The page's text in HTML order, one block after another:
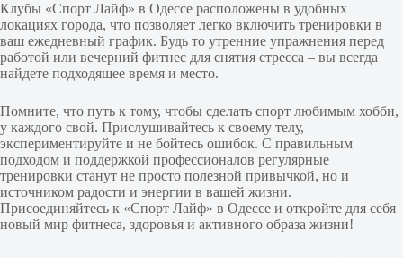
Клубы «Спорт Лайф» в Одессе расположены в удобных
локациях города, что позволяет легко включить тренировки в
ваш ежедневный график. Будь то утренние упражнения перед
работой или вечерний фитнес для снятия стресса – вы всегда
найдете подходящее время и место.
Помните, что путь к тому, чтобы сделать спорт любимым хобби,
у каждого свой. Прислушивайтесь к своему телу,
экспериментируйте и не бойтесь ошибок. С правильным
подходом и поддержкой профессионалов регулярные
тренировки станут не просто полезной привычкой, но и
источником радости и энергии в вашей жизни.
Присоединяйтесь к «Спорт Лайф» в Одессе и откройте для себя
новый мир фитнеса, здоровья и активного образа жизни!